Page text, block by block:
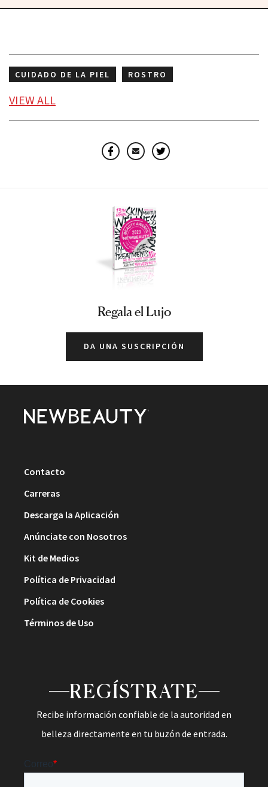
CUIDADO DE LA PIEL
ROSTRO
SUERO BRONCEADOR
VIEWALL
Facebook
EmailTwitter
Regala el Lujo
DA UNA SUSCRIPCIÓN
Contacto
Carreras
Descarga la Aplicación
Anúnciate con Nosotros
Kit de Medios
Política de Privacidad
Política de Cookies
Términos de Uso
REGÍSTRATE
Recibe información confiable de la autoridad en
belleza directamente en tu buzón de entrada.